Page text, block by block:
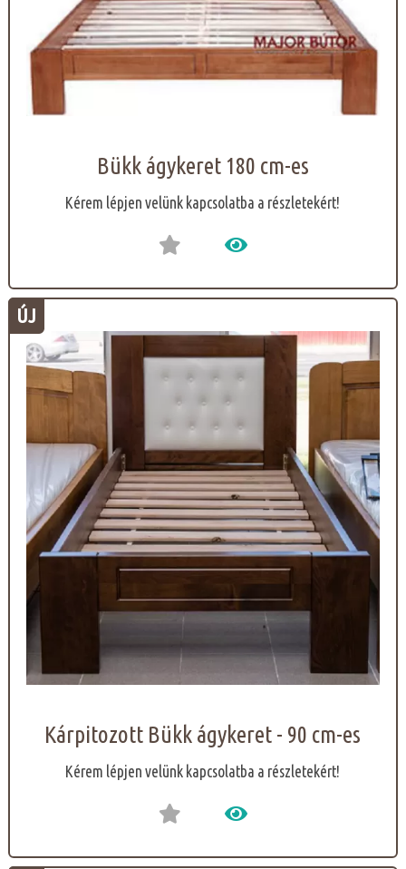
Bükk ágykeret 180 cm-es
Kérem lépjen velünk kapcsolatba a részletekért!
ÚJ
Kárpitozott Bükk ágykeret - 90 cm-es
Kérem lépjen velünk kapcsolatba a részletekért!